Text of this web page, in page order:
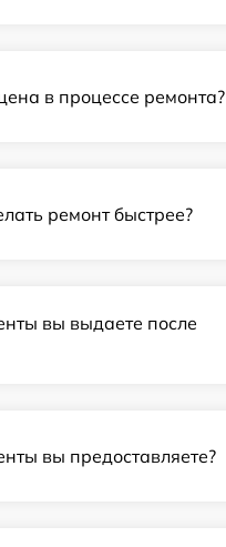
в процессе ремонта?
ремонт быстрее?
вы выдаете после
вы предоставляете?